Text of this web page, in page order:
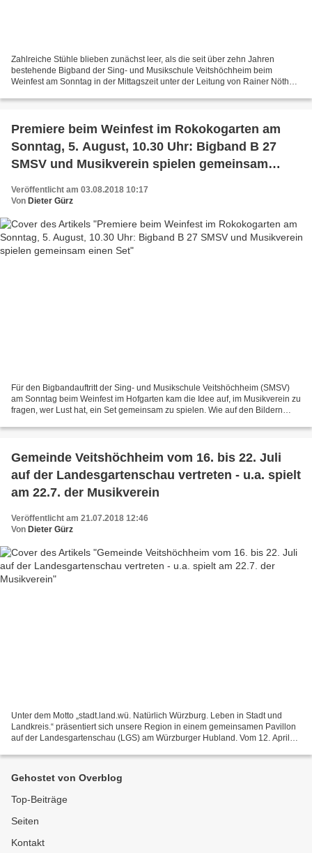
Zahlreiche Stühle blieben zunächst leer, als die seit über zehn Jahren
bestehende Bigband der Sing- und Musikschule Veitshöchheim beim
Weinfest am Sonntag in der Mittagszeit unter der Leitung von Rainer Nöth
Premiere beim Weinfest im Rokokogarten am
Sonntag, 5. August, 10.30 Uhr: Bigband B 27
SMSV und Musikverein spielen gemeinsam
Veröffentlicht am 03.08.2018 10:17
Von Dieter Gürz
Für den Bigbandauftritt der Sing- und Musikschule Veitshöchheim (SMSV)
am Sonntag beim Weinfest im Hofgarten kam die Idee auf, im Musikverein zu
fragen, wer Lust hat, ein Set gemeinsam zu spielen. Wie auf den Bildern
Gemeinde Veitshöchheim vom 16. bis 22. Juli
auf der Landesgartenschau vertreten - u.a. spielt
am 22.7. der Musikverein
Veröffentlicht am 21.07.2018 12:46
Von Dieter Gürz
Unter dem Motto „stadt.land.wü. Natürlich Würzburg. Leben in Stadt und
Landkreis.“ präsentiert sich unsere Region in einem gemeinsamen Pavillon
auf der Landesgartenschau (LGS) am Würzburger Hubland. Vom 12. April
Gehostet von Overblog
Top-Beiträge
Seiten
Kontakt